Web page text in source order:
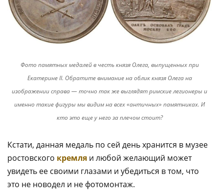
Фото памятных медалей в честь князя Олега, выпущенных при
Екатерине II. Обратите внимание на облик князя Олега на
изображении справа — точно так же выглядят римские легионеры и
именно такие фигуры мы видим на всех «античных» памятниках. И
кто это еще у него за плечом стоит?
Кстати, данная медаль по сей день хранится в музее
ростовского кремля и любой желающий может
увидеть ее своими глазами и убедиться в том, что
это не новодел и не фотомонтаж.